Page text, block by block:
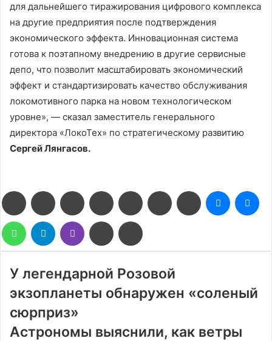
для дальнейшего тиражирования цифрового комплекса
на другие предприятия после подтверждения
экономического эффекта. Инновационная система
готова к поэтапному внедрению в другие сервисные
депо, что позволит масштабировать экономический
эффект и стандартизировать качество обслуживания
локомотивного парка на новом технологическом
уровне», — сказал заместитель генерального
директора «ЛокоТех» по стратегическому развитию
Сергей Лянгасов.
FacebookTwitter LinkedIn Pinterest Reddit ВконтактеОдноклассники
Messenger
WhatsAppTelegram Viber
Поделиться
через
электронную
У легендарной Розовой
экзопланеты обнаружен «соленый
сюрприз»
Астрономы выяснили, как ветры